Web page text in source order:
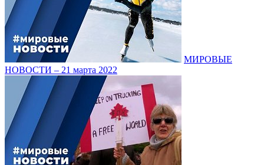
МИРОВЫЕ
НОВОСТИ – 21 марта 2022